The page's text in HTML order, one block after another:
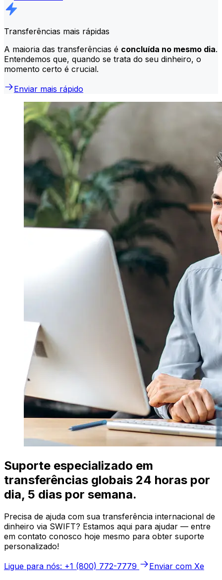
Transferências mais rápidas
A maioria das transferências é concluída no mesmo dia.
Entendemos que, quando se trata do seu dinheiro, o
momento certo é crucial.
Enviar mais rápido
Suporte especializado em
transferências globais 24 horas por
dia, 5 dias por semana.
Precisa de ajuda com sua transferência internacional de
dinheiro via SWIFT? Estamos aqui para ajudar — entre
em contato conosco hoje mesmo para obter suporte
personalizado!
Ligue para nós: +1 (800) 772-7779
Enviar com Xe